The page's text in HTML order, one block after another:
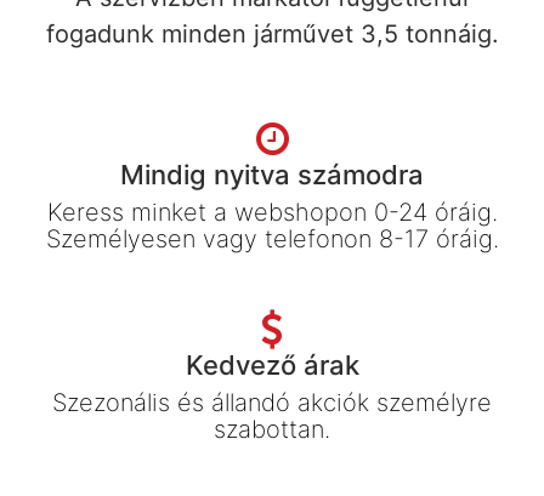
fogadunk minden járművet 3,5 tonnáig.
Mindig nyitva számodra
Keress minket a webshopon 0-24 óráig.
Személyesen vagy telefonon 8-17 óráig.
Kedvező árak
Szezonális és állandó akciók személyre
szabottan.